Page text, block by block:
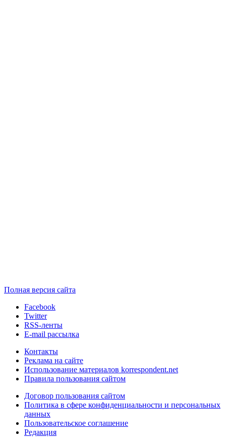
Полная версия сайта
Facebook
Twitter
RSS-ленты
E-mail рассылка
Контакты
Реклама на сайте
Использование материалов korrespondent.net
Правила пользования сайтом
Договор пользования сайтом
Политика в сфере конфиденциальности и персональных
данных
Пользовательское соглашение
Редакция